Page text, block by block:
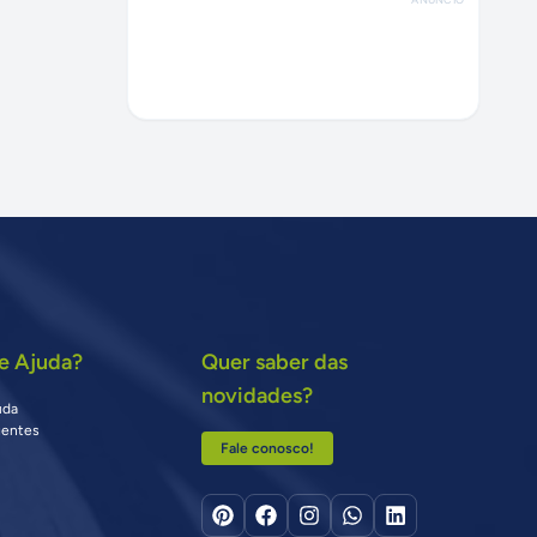
Ajuda?
Quer saber das
novidades?
Fale conosco!